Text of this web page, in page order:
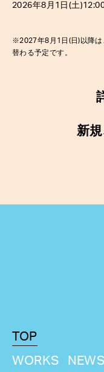
2026年8月1日(土
※2027年8月1日(日)以降は
替わる予定です。
新
TOP
WORKS
NEWS